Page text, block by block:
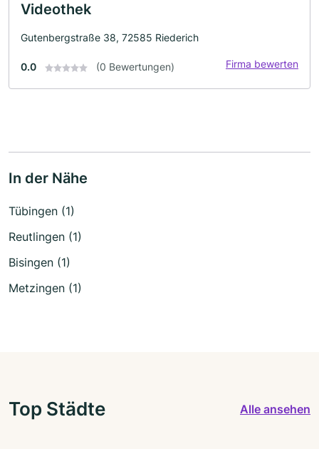
Videothek
Gutenbergstraße 38, 72585 Riederich
0.0 (0 Bewertungen) Firma bewerten
In der Nähe
Tübingen (1)
Reutlingen (1)
Bisingen (1)
Metzingen (1)
Top Städte Alle ansehen